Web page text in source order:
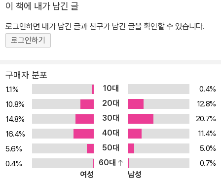
이 책에 내가 남긴 글
로그인하면 내가 남긴 글과 친구가 남긴 글을 확인할 수 있습니다.
로그인하기
구매자 분포
1.1% 10대
0.4%
10.8%
20대
12.8%
14.8%
30대
20.7%
16.4%
40대
11.4%
5.6%
50대
5.0%
0.4%
60대
0.7%
여성
남성